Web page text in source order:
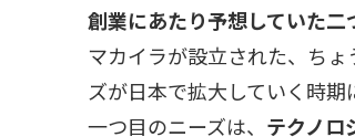
創業にあたり予想していた二
マカイラが設立された、ち
ズが日本で拡大していく時期
一つ目のニーズは、 テクノロ